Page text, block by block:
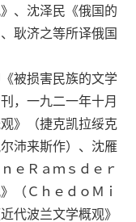
、沈泽民《俄国的
耿济之等所译俄国
被损害民族的文学
，一九二一年十月
》（捷克凯拉绥克
沛来斯作）、沈雁
ｅＲａｍｓｄｅｒ
（ＣｈｅｄｏＭｉ
代波兰文学概观》